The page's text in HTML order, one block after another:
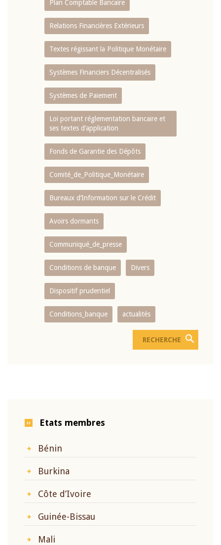
Plan Comptable Bancaire
Relations Financières Extérieurs
Textes régissant la Politique Monétaire
Systèmes Financiers Décentralisés
Systèmes de Paiement
Loi portant réglementation bancaire et
ses textes d’application
Fonds de Garantie des Dépôts
Comité_de_Politique_Monétaire
Bureaux d’Information sur le Crédit
Avoirs dormants
Communiqué_de_presse
Conditions de banque Divers
Dispositif prudentiel
Conditions_banque actualités
Etats membres
Bénin
Burkina
Côte d’Ivoire
Guinée-Bissau
Mali